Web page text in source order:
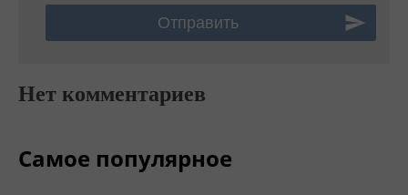
Нет комментариев
Самое популярное